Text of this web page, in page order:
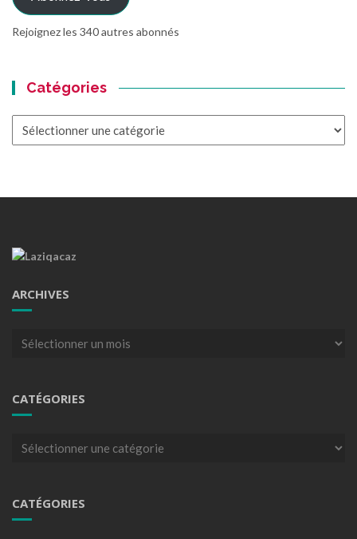
Rejoignez les 340 autres abonnés
Catégories
Catégories
ARCHIVES
Archives
CATÉGORIES
Catégories
CATÉGORIES